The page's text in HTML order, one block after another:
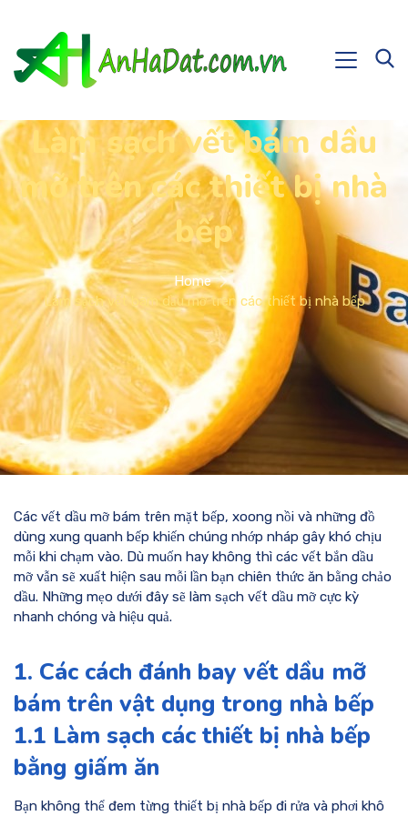
Làm sạch vết bám dầu
mỡ trên các thiết bị nhà
bếp
Home
Làm sạch vết bám dầu mỡ trên các thiết bị nhà bếp
Các vết dầu mỡ bám trên mặt bếp, xoong nồi và những đồ
dùng xung quanh bếp khiến chúng nhớp nháp gây khó chịu
mỗi khi chạm vào. Dù muốn hay không thì các vết bắn dầu
mỡ vẫn sẽ xuất hiện sau mỗi lần bạn chiên thức ăn bằng chảo
dầu. Những mẹo dưới đây sẽ làm sạch vết dầu mỡ cực kỳ
nhanh chóng và hiệu quả.
1. Các cách đánh bay vết dầu mỡ
bám trên vật dụng trong nhà bếp
1.1 Làm sạch các thiết bị nhà bếp
bằng giấm ăn
Bạn không thể đem từng thiết bị nhà bếp đi rửa và phơi khô